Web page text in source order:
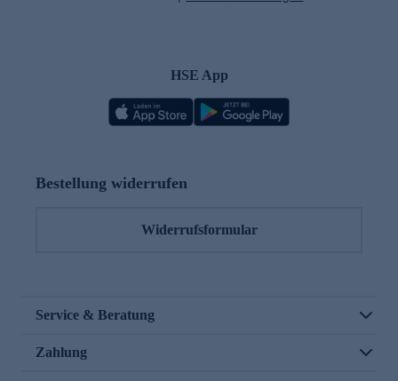
HSE App
Bestellung widerrufen
Widerrufsformular
Service & Beratung
Zahlung